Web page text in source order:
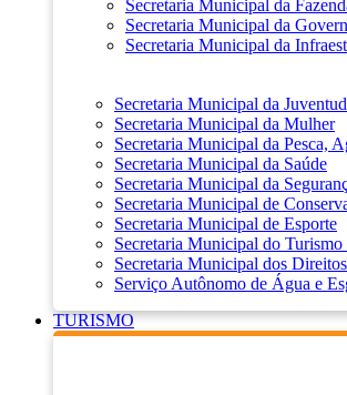
Secretaria Municipal da
Secretaria Municipal da
Secretaria Municipal da
Secretaria Municipal da
Secretaria Municipal da Mulher
Secretaria Municipal da Pesca,
Secretaria Municipal da Saúde
Secretaria Municipal da
Secretaria Municipal de
Secretaria Municipal de Esporte
Secretaria Municipal do
Secretaria Municipal dos
Serviço Autônomo de Água e
TURISMO